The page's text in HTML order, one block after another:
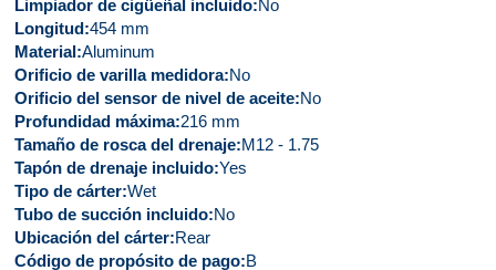
Limpiador de cigüeñal incluido No
Longitud 454 mm
Material Aluminum
Orificio de varilla medidora No
Orificio del sensor de nivel de aceite No
Profundidad máxima 216 mm
Tamaño de rosca del drenaje M12 - 1.75
Tapón de drenaje incluido Yes
Tipo de cárter Wet
Tubo de succión incluido No
Ubicación del cárter Rear
Código de propósito de pago B